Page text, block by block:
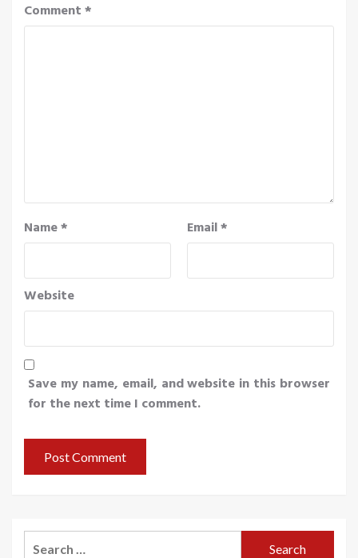
Comment*
Name* Email*
Website
Save my name, email, and website in this browser
for the next time I comment.
Search